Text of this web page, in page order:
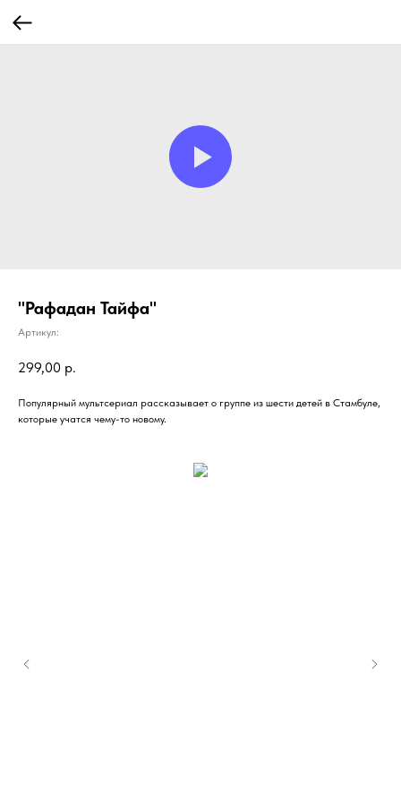
"Рафадан Тайфа"
Артикул:
299,00 р.
Популярный мультсериал рассказывает о группе из шести детей в Стамбуле,
которые учатся чему-то новому.